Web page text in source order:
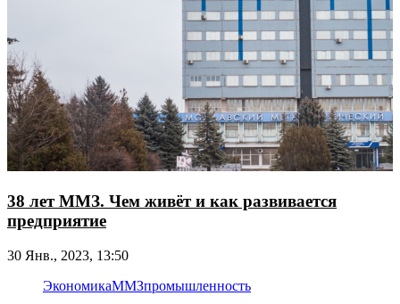
38 лет ММЗ. Чем живёт и как развивается
предприятие
30 Янв., 2023, 13:50
ЭкономикаММЗпромышленность